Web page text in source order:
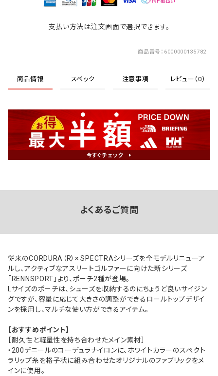
支払い方法は注文画面で選択できます。
商品番号 6000000135782
商品情報 スペック 注意事項 レビュー（0）
よくあるご質問
従来のCORDURA（R）× SPECTRAシリーズを全モデルリニューア
ルし、アクティブなアスリートゴルファーに向けた新シリーズ
「RENNSPORT」より、ポーチ2種が登場。
Lサイズのポーチは、シューズを収納するのにちょうど良いサイジン
グですが、容量に応じて大きさの調整ができるロールトップデザイ
ンを採用し、マルチな使い方ができるアイテム。
【おすすめポイント】
［耐久性と軽量性を持ち合わせたメイン素材］
・200デニールのコーデュラナイロンに、ホワイトカラーのスぺクト
ラリップ糸を格子状に組み合わせたオリジナルのファブリックをメ
インに使用。